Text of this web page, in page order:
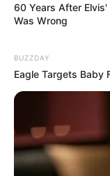
60 Years After Elvis'
Was Wrong
BUZZDAY
Eagle Targets Baby